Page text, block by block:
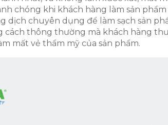
chóng khi khách hàng làm sản
dịch chuyên dụng để làm sạch sản
cách thông thường mà khách hàng
mất vẻ thẩm mỹ của sản phẩm.